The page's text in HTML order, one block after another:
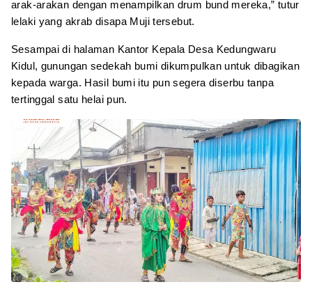
arak-arakan dengan menampilkan drum bund mereka,” tutur
lelaki yang akrab disapa Muji tersebut.
Sesampai di halaman Kantor Kepala Desa Kedungwaru
Kidul, gunungan sedekah bumi dikumpulkan untuk dibagikan
kepada warga. Hasil bumi itu pun segera diserbu tanpa
tertinggal satu helai pun.